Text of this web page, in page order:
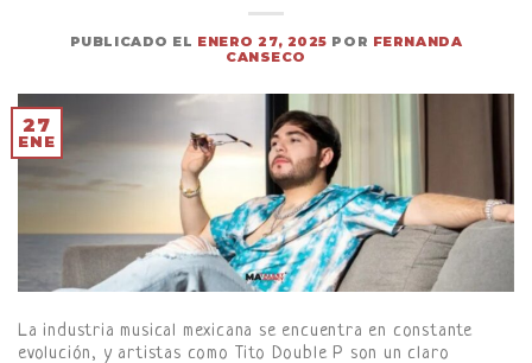
PUBLICADO EL ENERO 27, 2025 POR FERNANDA
CANSECO
27
ENE
La industria musical mexicana se encuentra en constante
evolución, y artistas como Tito Double P son un claro